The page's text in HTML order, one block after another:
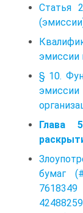
Статья
эмиссии
§ 10.
Глава
бумаг